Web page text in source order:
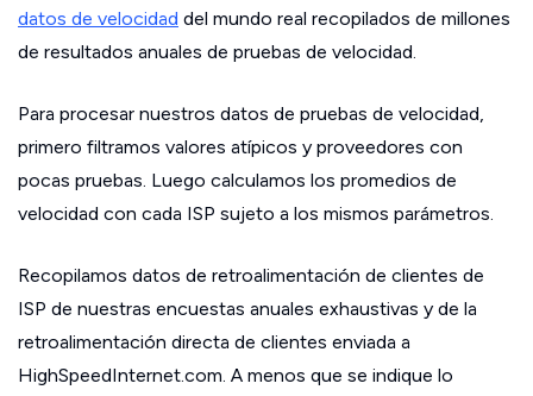
datos de velocidad del mundo real recopilados de millones
de resultados anuales de pruebas de velocidad.
Para procesar nuestros datos de pruebas de velocidad,
primero filtramos valores atípicos y proveedores con
pocas pruebas. Luego calculamos los promedios de
velocidad con cada ISP sujeto a los mismos parámetros.
Recopilamos datos de retroalimentación de clientes de
ISP de nuestras encuestas anuales exhaustivas y de la
retroalimentación directa de clientes enviada a
HighSpeedInternet.com. A menos que se indique lo